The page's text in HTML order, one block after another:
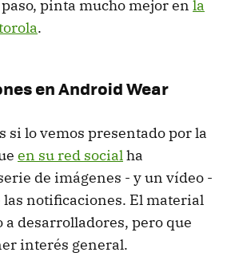
pinta mucho mejor en la
.
en Android Wear
si lo vemos presentado por la
en su red socialha
de imágenes - y un vídeo -
las notificaciones. El material
a desarrolladores, pero que
interés general.